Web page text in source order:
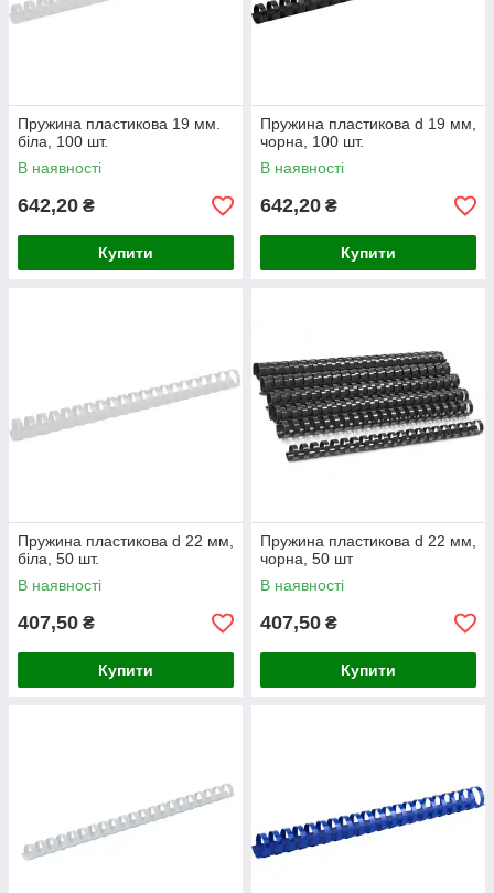
Пружина пластикова 19 мм.
біла, 100 шт.
В наявності
642,20 ₴
Купити
Пружина пластикова d 19 мм,
чорна, 100 шт.
В наявності
642,20 ₴
Купити
Пружина пластикова d 22 мм,
біла, 50 шт.
В наявності
407,50 ₴
Купити
Пружина пластикова d 22 мм,
чорна, 50 шт
В наявності
407,50 ₴
Купити